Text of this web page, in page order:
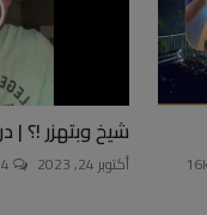
شيخ وبتهزر !؟ |
أكتوبر 24, 2023 444